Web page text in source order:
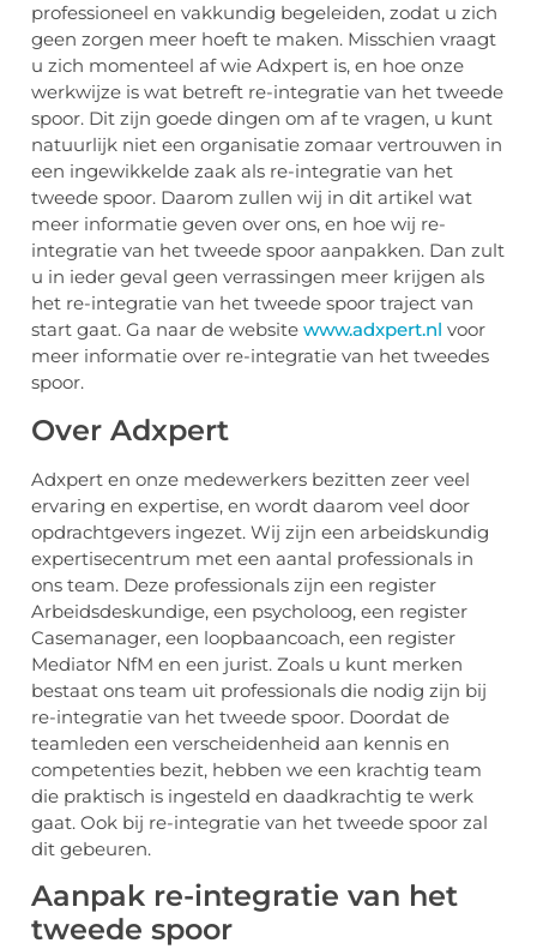
professioneel en vakkundig begeleiden, zodat u zich
geen zorgen meer hoeft te maken. Misschien vraagt
u zich momenteel af wie Adxpert is, en hoe onze
werkwijze is wat betreft re-integratie van het tweede
spoor. Dit zijn goede dingen om af te vragen, u kunt
natuurlijk niet een organisatie zomaar vertrouwen in
een ingewikkelde zaak als re-integratie van het
tweede spoor. Daarom zullen wij in dit artikel wat
meer informatie geven over ons, en hoe wij re-
integratie van het tweede spoor aanpakken. Dan zult
u in ieder geval geen verrassingen meer krijgen als
het re-integratie van het tweede spoor traject van
start gaat. Ga naar de website www.adxpert.nl voor
meer informatie over re-integratie van het tweedes
spoor.
Over Adxpert
Adxpert en onze medewerkers bezitten zeer veel
ervaring en expertise, en wordt daarom veel door
opdrachtgevers ingezet. Wij zijn een arbeidskundig
expertisecentrum met een aantal professionals in
ons team. Deze professionals zijn een register
Arbeidsdeskundige, een psycholoog, een register
Casemanager, een loopbaancoach, een register
Mediator NfM en een jurist. Zoals u kunt merken
bestaat ons team uit professionals die nodig zijn bij
re-integratie van het tweede spoor. Doordat de
teamleden een verscheidenheid aan kennis en
competenties bezit, hebben we een krachtig team
die praktisch is ingesteld en daadkrachtig te werk
gaat. Ook bij re-integratie van het tweede spoor zal
dit gebeuren.
Aanpak re-integratie van het
tweede spoor